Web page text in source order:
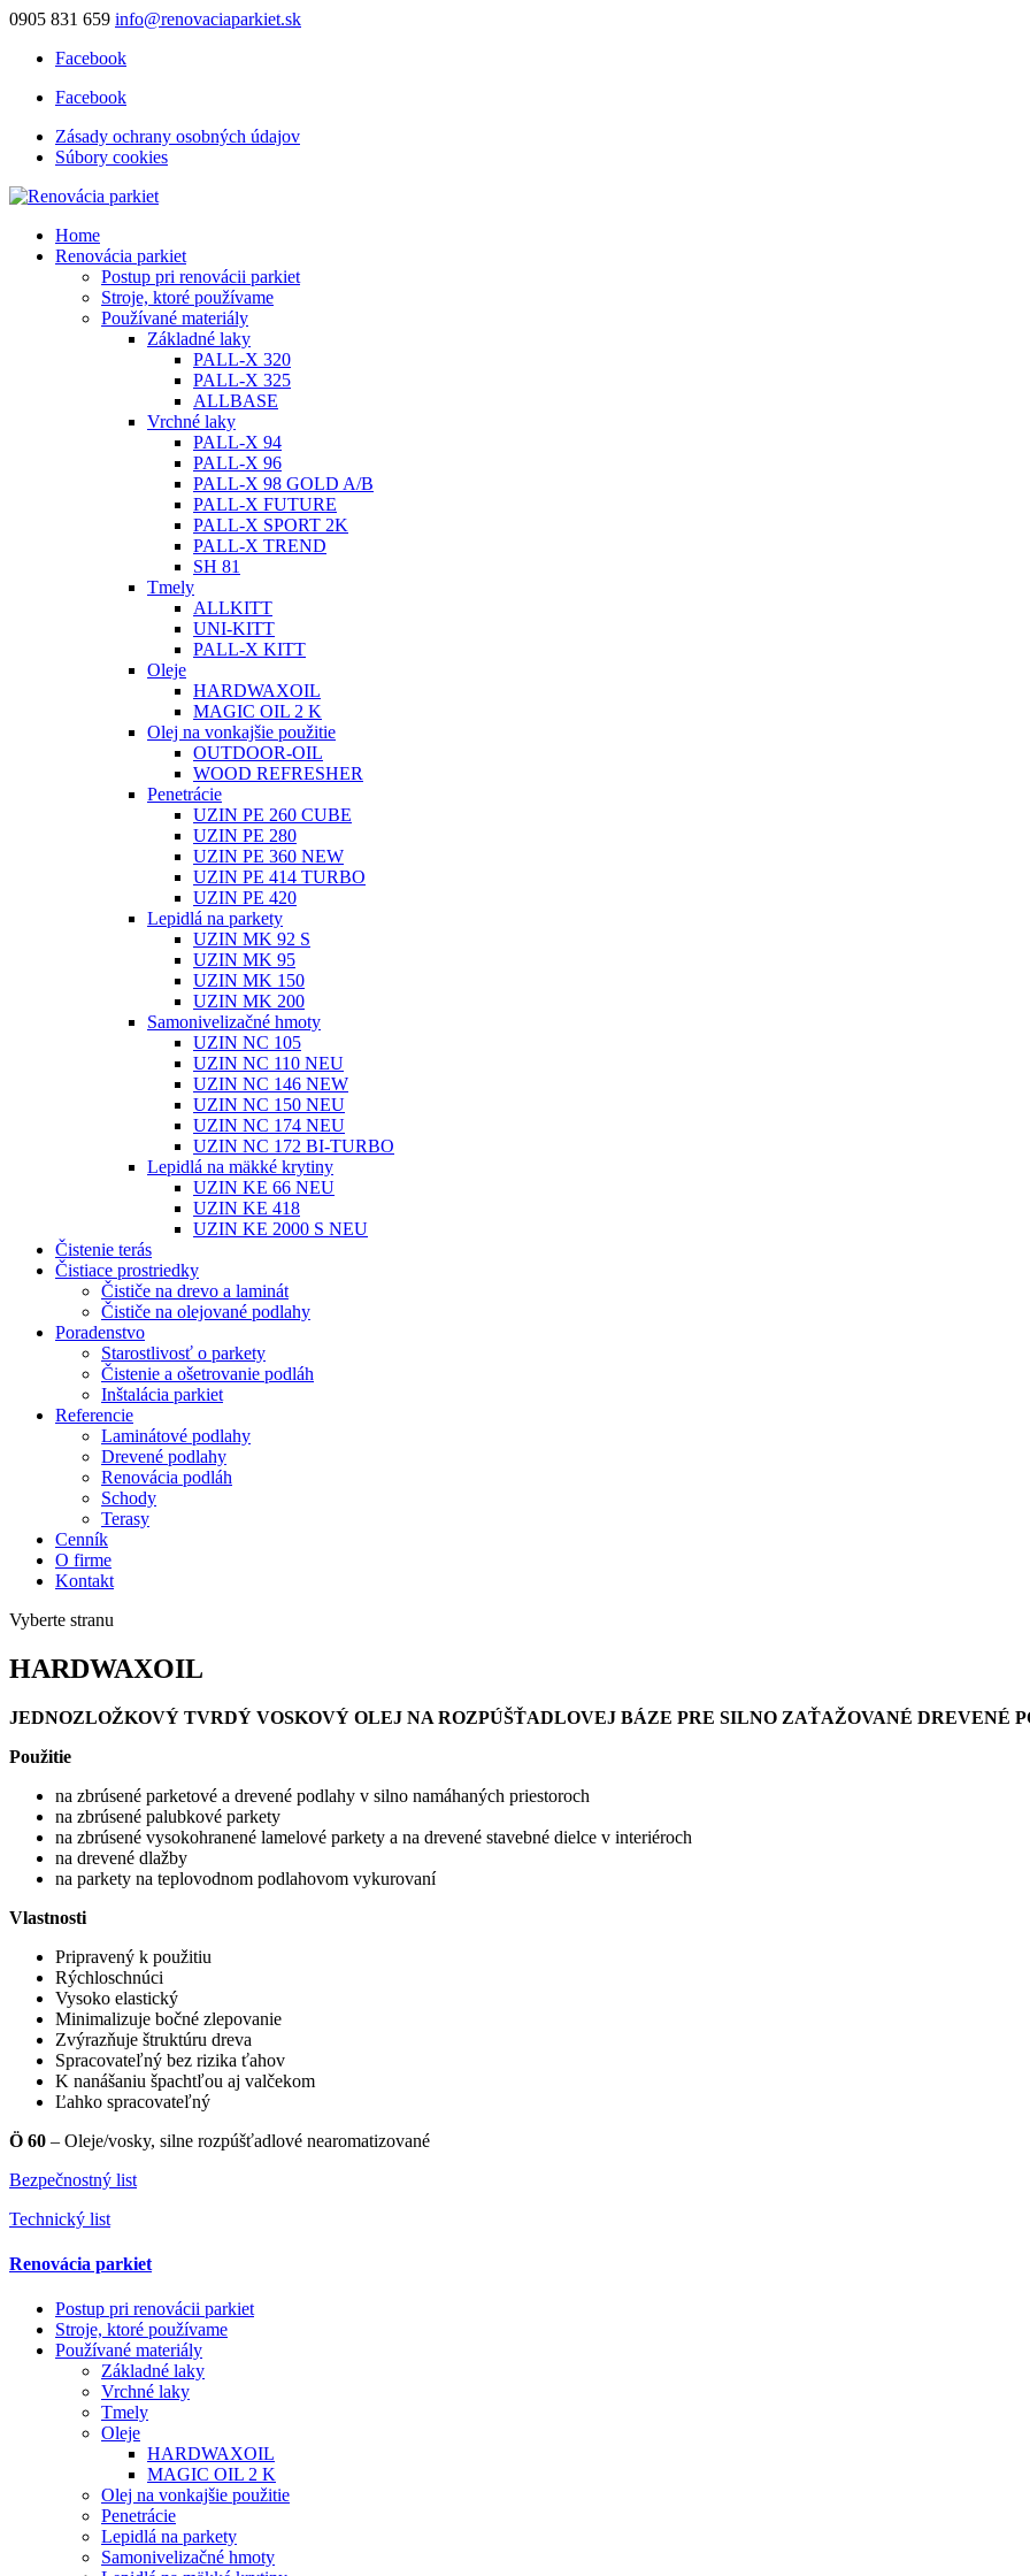
0905 831 659 info@renovaciaparkiet.sk
Facebook
Facebook
Zásady ochrany osobných údajov
Súbory cookies
Home
Renovácia parkiet
Postup pri renovácii parkiet
Stroje, ktoré používame
Používané materiály
Základné laky
PALL-X 320
PALL-X 325
ALLBASE
Vrchné laky
PALL-X 94
PALL-X 96
PALL-X 98 GOLD A/B
PALL-X FUTURE
PALL-X SPORT 2K
PALL-X TREND
SH 81
Tmely
ALLKITT
UNI-KITT
PALL-X KITT
Oleje
HARDWAXOIL
MAGIC OIL 2 K
Olej na vonkajšie použitie
OUTDOOR-OIL
WOOD REFRESHER
Penetrácie
UZIN PE 260 CUBE
UZIN PE 280
UZIN PE 360 NEW
UZIN PE 414 TURBO
UZIN PE 420
Lepidlá na parkety
UZIN MK 92 S
UZIN MK 95
UZIN MK 150
UZIN MK 200
Samonivelizačné hmoty
UZIN NC 105
UZIN NC 110 NEU
UZIN NC 146 NEW
UZIN NC 150 NEU
UZIN NC 174 NEU
UZIN NC 172 BI-TURBO
Lepidlá na mäkké krytiny
UZIN KE 66 NEU
UZIN KE 418
UZIN KE 2000 S NEU
Čistenie terás
Čistiace prostriedky
Čističe na drevo a laminát
Čističe na olejované podlahy
Poradenstvo
Starostlivosť o parkety
Čistenie a ošetrovanie podláh
Inštalácia parkiet
Referencie
Laminátové podlahy
Drevené podlahy
Renovácia podláh
Schody
Terasy
Cenník
O firme
Kontakt
Vyberte stranu
HARDWAXOIL
JEDNOZLOŽKOVÝ TVRDÝ VOSKOVÝ OLEJ NA ROZPÚŠŤADLOVEJ BÁZE PRE SILNO ZAŤAŽOVANÉ DREVENÉ
Použitie
na zbrúsené parketové a drevené podlahy v silno namáhaných priestoroch
na zbrúsené palubkové parkety
na zbrúsené vysokohranené lamelové parkety a na drevené stavebné dielce v interiéroch
na drevené dlažby
na parkety na teplovodnom podlahovom vykurovaní
Vlastnosti
Pripravený k použitiu
Rýchloschnúci
Vysoko elastický
Minimalizuje bočné zlepovanie
Zvýrazňuje štruktúru dreva
Spracovateľný bez rizika ťahov
K nanášaniu špachtľou aj valčekom
Ľahko spracovateľný
Ö 60 – Oleje/vosky, silne rozpúšťadlové nearomatizované
Bezpečnostný list
Technický list
Renovácia parkiet
Postup pri renovácii parkiet
Stroje, ktoré používame
Používané materiály
Základné laky
Vrchné laky
Tmely
Oleje
HARDWAXOIL
MAGIC OIL 2 K
Olej na vonkajšie použitie
Penetrácie
Lepidlá na parkety
Samonivelizačné hmoty